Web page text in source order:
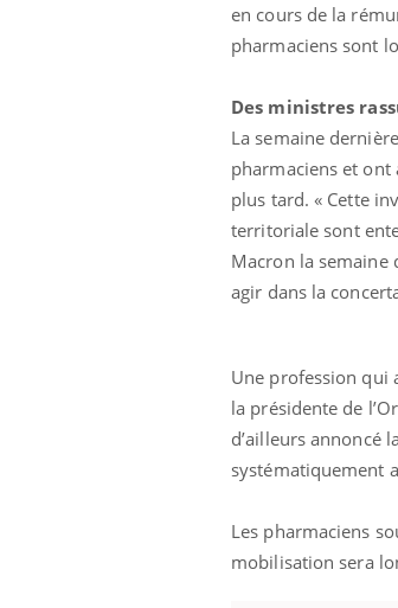
en cours de la
pharmaciens sont
Des ministres
La semaine
pharmaciens et ont
plus tard. « Cette
territoriale sont
Macron la semaine
agir dans la
Une profession qui
la présidente de
d’ailleurs annoncé
systématiquement
Les pharmaciens
mobilisation sera